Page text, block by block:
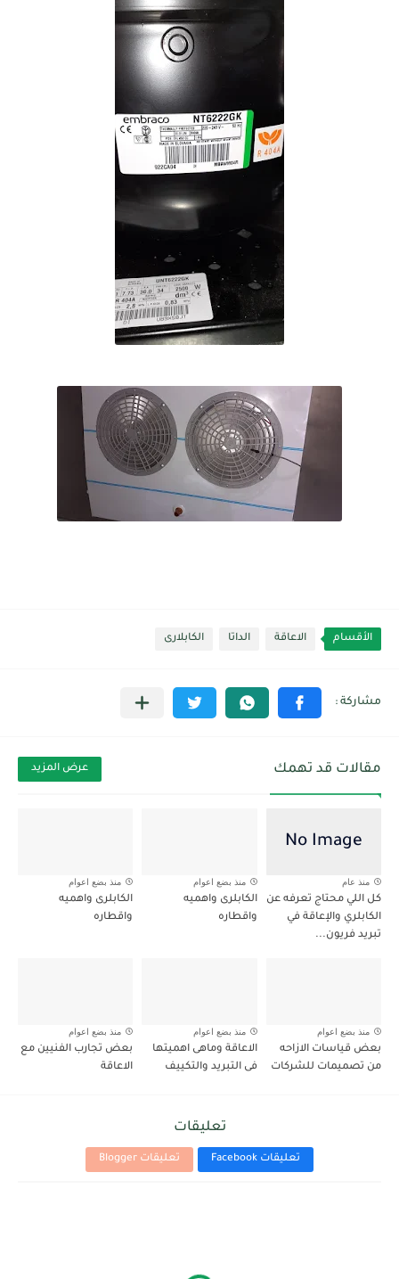
الأقسام الاعاقة الداتا الكابلارى
مقالات قد تهمك عرض المزيد
منذ عام
كل اللي محتاج تعرفه عن
الكابلري والإعاقة في
تبريد فريون...
منذ بضع اعوام
الكابلرى واهميه
واقطاره
منذ بضع اعوام
الكابلرى واهميه
واقطاره
منذ بضع اعوام
بعض قياسات الازاحه
من تصميمات للشركات
منذ بضع اعوام
الاعاقة وماهى اهميتها
فى التبريد والتكييف
منذ بضع اعوام
بعض تجارب الفنيين مع
الاعاقة
تعليقات
تعليقات Facebook تعليقات Blogger